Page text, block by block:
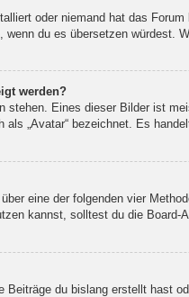
oder niemand hat das
du es übersetzen würdest.
werden?
stehen. Eines dieser Bilder ist
„Avatar“ bezeichnet. Es
eine der folgenden vier
kannst, solltest du die Board-
du bislang erstellt hast